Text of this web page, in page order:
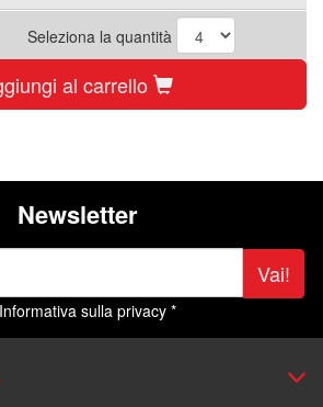
Seleziona la quantità
al carrello
Newsletter
Vai!
Informativa sulla privacy *